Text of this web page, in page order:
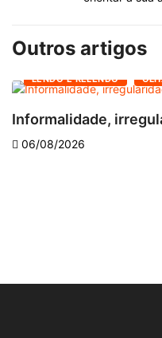
Outros artigos
LENDO E RELENDO
Informalidade,
06/08/2026